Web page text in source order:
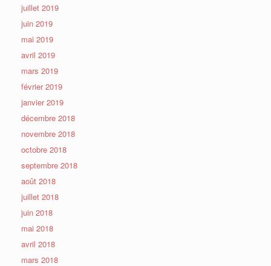
juillet 2019
juin 2019
mai 2019
avril 2019
mars 2019
février 2019
janvier 2019
décembre 2018
novembre 2018
octobre 2018
septembre 2018
août 2018
juillet 2018
juin 2018
mai 2018
avril 2018
mars 2018